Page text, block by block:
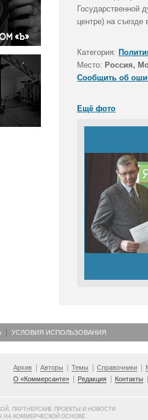
Государственной
центре) на
Категория:
Место: Россия,
Сообщить об
Ещё фото
УСЛОВИЯ ИСПОЛЬЗОВАНИЯ
Архив Авторы Темы Справочники
О «Коммерсанте»
Редакция Контакты
ПАРТНЕРСКИЕ ПРОЕКТЫ И НОВОСТИ
НА КОММЕРЧЕСКОЙ ОСНОВЕ